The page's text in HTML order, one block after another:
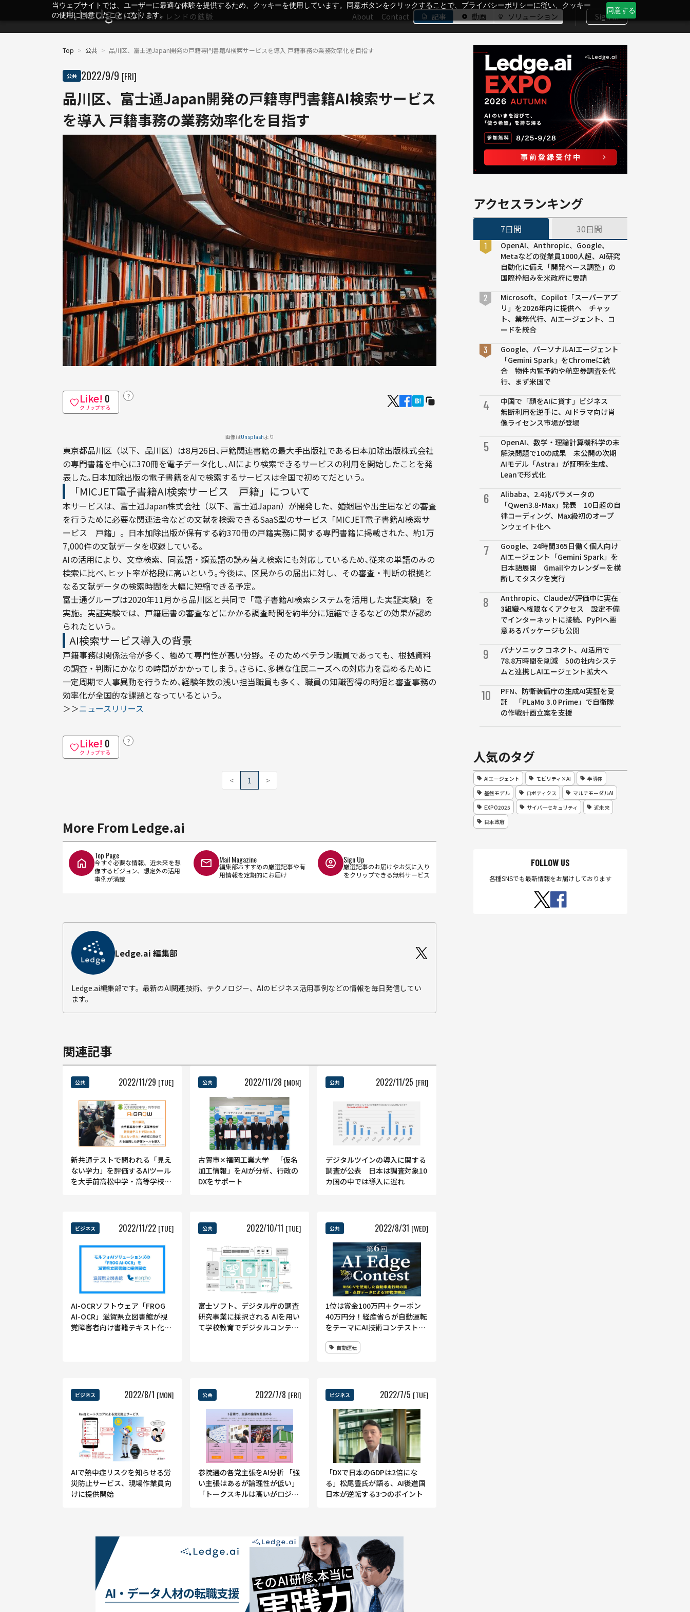
当ウェブサイトでは、ユーザーに最適な体験を提供するため、クッキーを使用しています。同意ボタンをクリックすることで、プライバシーポリシーに従い、クッキー
の使用に同意したことになります。
同意する
About Contact 記事 動画 ソリューション Sign In
Top > 公共 > 品川区、富士通Japan開発の戸籍専門書籍AI検索サービスを導入 戸籍事務の業務効率化を目指す
公共 2022/9/9 [FRI]
品川区、富士通Japan開発の戸籍専門書籍AI検索サービス
を導入 戸籍事務の業務効率化を目指す
Like! 0
クリップする
？
画像はUnsplashより
東京都品川区（以下、品川区）は8月26日､戸籍関連書籍の最大手出版社である日本加除出版株式会社
の専門書籍を中心に370冊を電子データ化し､AIにより検索できるサービスの利用を開始したことを発
表した｡日本加除出版の電子書籍をAIで検索するサービスは全国で初めてだという。
「MICJET電子書籍AI検索サービス 戸籍」について
本サービスは、富士通Japan株式会社（以下、富士通Japan）が開発した、婚姻届や出生届などの審査
を行うために必要な関連法令などの文献を検索できるSaaS型のサービス「MICJET電子書籍AI検索サ
ービス　戸籍」。日本加除出版が保有する約370冊の戸籍実務に関する専門書籍に掲載された、約1万
7,000件の文献データを収録している。
AIの活用により、文章検索、同義語・類義語の読み替え検索にも対応しているため､従来の単語のみの
検索に比べ､ヒット率が格段に高いという｡今後は、区民からの届出に対し、その審査・判断の根拠と
なる文献データの検索時間を大幅に短縮できる予定。
富士通グループは2020年11月から品川区と共同で「電子書籍AI検索システムを活用した実証実験」を
実施。実証実験では、戸籍届書の審査などにかかる調査時間を約半分に短縮できるなどの効果が認め
られたという｡
AI検索サービス導入の背景
​​戸籍事務は関係法令が多く、極めて専門性が高い分野。そのためベテラン職員であっても、根拠資料
の調査・判断にかなりの時間がかかってしまう｡さらに､多様な住民ニーズへの対応力を高めるために
一定周期で人事異動を行うため､経験年数の浅い担当職員も多く、職員の知識習得の時短と審査事務の
効率化が全国的な課題となっているという｡
＞＞ニュースリリース
Like! 0
クリップする
？
< 1 >
More From Ledge.ai
Top Page
今すぐ必要な情報、近未来を想
像するビジョン、想定外の活用
事例が満載
Mail Magazine
編集部おすすめの厳選記事や有
用情報を定期的にお届け
Sign Up
厳選記事のお届けやお気に入り
をクリップできる無料サービス
Ledge.ai 編集部
Ledge.ai編集部です。最新のAI関連技術、テクノロジー、AIのビジネス活用事例などの情報を毎日発信してい
ます。
関連記事
公共 2022/11/29 [TUE]
新共通テストで問われる「見え
ない学力」を評価するAIツール
を大手前高松中学・高等学校が
公共 2022/11/28 [MON]
古賀市✕福岡工業大学 「仮名
加工情報」をAIが分析、行政の
DXをサポート
公共 2022/11/25 [FRI]
デジタルツインの導入に関する
調査が公表 日本は調査対象10
カ国の中では導入に遅れ
ビジネス 2022/11/22 [TUE]
AI-OCRソフトウェア「FROG
AI-OCR」滋賀県立図書館が視
覚障害者向け書籍テキスト化へ
公共 2022/10/11 [TUE]
富士ソフト、デジタル庁の調査
研究事業に採択される AIを用い
て学校教育でデジタルコンテン
公共 2022/8/31 [WED]
1位は賞金100万円＋クーポン
40万円分！経産省らが自動運転
をテーマにAI技術コンテストを
自動運転
ビジネス 2022/8/1 [MON]
AIで熱中症リスクを知らせる労
災防止サービス、現場作業員向
けに提供開始
公共 2022/7/8 [FRI]
参院選の各党主張をAI分析 「強
い主張はあるが論理性が低い」
「トークスキルは高いがロジッ
ビジネス 2022/7/5 [TUE]
「DXで日本のGDPは2倍にな
る」松尾豊氏が語る、AI後進国
日本が逆転する3つのポイント
アクセスランキング
7日間 30日間
OpenAI、Anthropic、Google、
Metaなどの従業員1000人超、AI研究
自動化に備え「開発ペース調整」の
国際枠組みを米政府に要請
Microsoft、Copilot「スーパーアプ
リ」を2026年内に提供へ チャッ
ト、業務代行、AIエージェント、コ
ードを統合
Google、パーソナルAIエージェント
「Gemini Spark」をChromeに統
合 物件内覧予約や航空券調査を代
行、まず米国で
4
中国で「顔をAIに貸す」ビジネス
無断利用を逆手に、AIドラマ向け肖
像ライセンス市場が登場
5
OpenAI、数学・理論計算機科学の未
解決問題で10の成果 未公開の次期
AIモデル「Astra」が証明を生成、
Leanで形式化
6
Alibaba、2.4兆パラメータの
「Qwen3.8-Max」発表 10日超の自
律コーディング、Max級初のオープ
ンウェイト化へ
7
Google、24時間365日働く個人向け
AIエージェント「Gemini Spark」を
日本語展開 Gmailやカレンダーを横
断してタスクを実行
8
Anthropic、Claudeが評価中に実在
3組織へ権限なくアクセス 設定不備
でインターネットに接続、PyPIへ悪
意あるパッケージも公開
9
パナソニック コネクト、AI活用で
78.8万時間を削減 50の社内システ
ムと連携しAIエージェント拡大へ
10
PFN、防衛装備庁の生成AI実証を受
託 「PLaMo 3.0 Prime」で自衛隊
の作戦計画立案を支援
人気のタグ
AIエージェント モビリティ×AI
半導体
基盤モデル
ロボティクス
マルチモーダルAI
EXPO2025
サイバーセキュリティ
近未来
日本政府
FOLLOW US
各種SNSでも最新情報をお届けしております